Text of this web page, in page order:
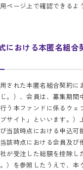
ページ上で確認できるよ
における本匿名組合
された本匿名組合契約に
。）、会員は、募集期間
う本ファンドに係るウェ
サイト」といいます。）
当該時点における申込可
該時点における会員及び
が受注した総額を控除し
）を参照したうえで、本